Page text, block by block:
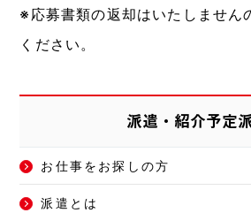
※応募書類の返却はいたしません
ください。
派遣・紹介予定
お仕事をお探しの方
派遣とは